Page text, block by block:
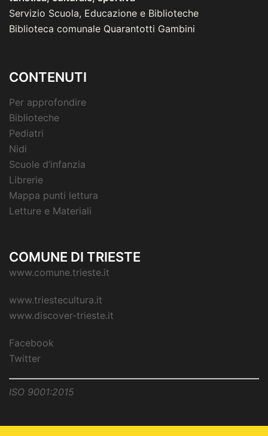
Servizio Scuola, Educazione e Biblioteche
Biblioteca comunale Quarantotti Gambini
CONTENUTI
Per approfondire
Biblioteche
Pediatri
Nidi
Scuole d’infanzia
Librerie
Mappa punti lettura
Letture e Materiali
COMUNE DI TRIESTE
www.comune.trieste.it
www.triestecultura.it
www.discover-trieste.it
Facebook
Twitter
ISO 9001:2015